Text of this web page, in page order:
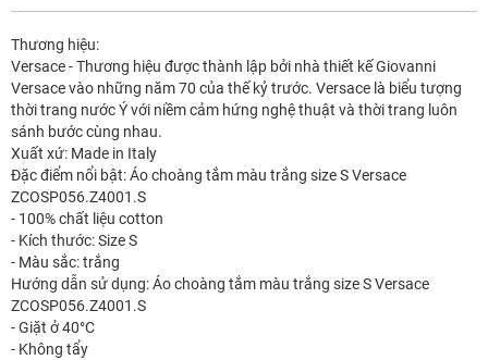
Thương hiệu:
Versace - Thương hiệu được thành lập bởi nhà thiết kế Giovanni
Versace vào những năm 70 của thế kỷ trước. Versace là biểu tượng
thời trang nước Ý với niềm cảm hứng nghệ thuật và thời trang luôn
sánh bước cùng nhau.
Xuất xứ: Made in Italy
Đặc điểm nổi bật: Áo choàng tắm màu trắng size S Versace
ZCOSP056.Z4001.S
- 100% chất liệu cotton
- Kích thước: Size S
- Màu sắc: trắng
Hướng dẫn sử dụng: Áo choàng tắm màu trắng size S Versace
ZCOSP056.Z4001.S
- Giặt ở 40°C
- Không tẩy